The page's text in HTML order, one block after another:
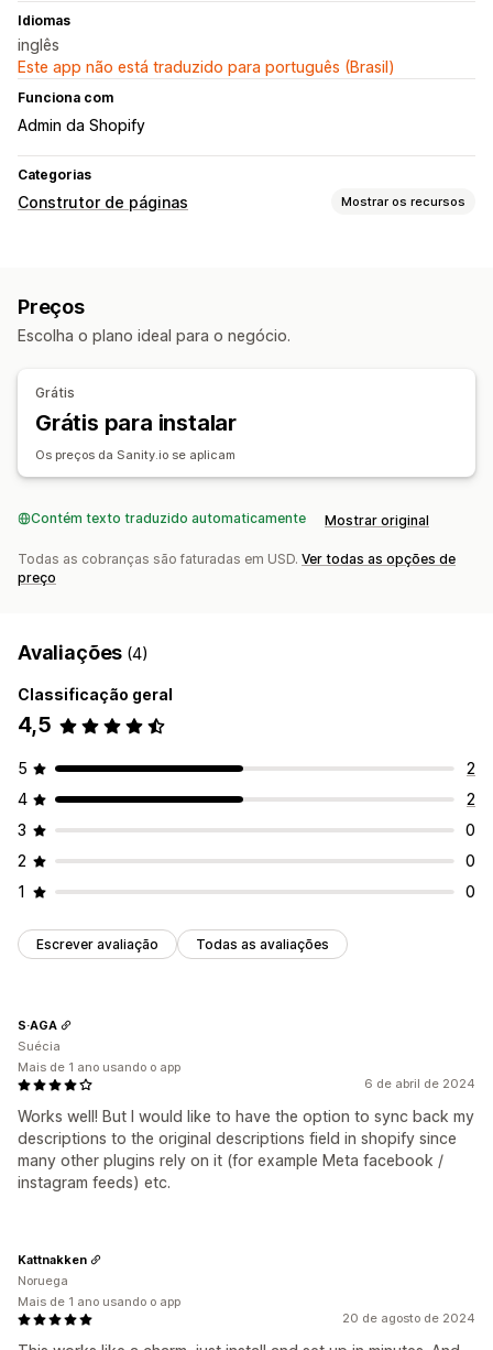
Idiomas
inglês
Este app não está traduzido para português (Brasil)
Funciona com
Admin da Shopify
Categorias
Construtor de páginas Mostrar os recursos
Blogs Perguntas frequentes
Páginas "Quem somos" Rodapés Páginas de preços
Gerenciamento de páginas
Importação e exportação
Edição em massa
Publicação em massa
Tradução Localização Geração por IA SEO CDN Análises
Permissões de usuários
APIs e webhooks
Preços
Escolha o plano ideal para o negócio.
Grátis
Grátis para instalar
Os preços da Sanity.io se aplicam
Contém texto traduzido automaticamente Mostrar original
Todas as cobranças são faturadas em USD. Ver todas as opções de
preço
Avaliações (4)
Classificação geral
4,5
5
2
4
2
3
0
2
0
1
0
Escrever avaliação Todas as avaliações
6 de abril de 2024
Works well! But I would like to have the option to sync back my
descriptions to the original descriptions field in shopify since
many other plugins rely on it (for example Meta facebook /
instagram feeds) etc.
S·AGA
Suécia
Mais de 1 ano usando o app
20 de agosto de 2024
Kattnakken
Noruega
Mais de 1 ano usando o app